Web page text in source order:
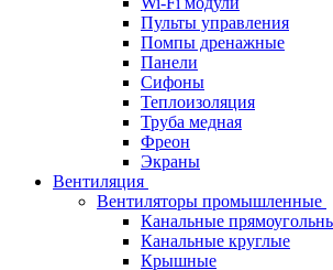
Пульты управления
Помпы дренажные
Панели
Сифоны
Теплоизоляция
Труба медная
Фреон
Экраны
Вентиляция
Вентиляторы промышленные
Канальные
Канальные круглые
Крышные